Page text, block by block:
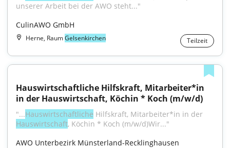
unserer Arbeit bei der AWO steht..."
CulinAWO GmbH
Herne, RaumGelsenkirchen Teilzeit
Hauswirtschaftliche Hilfskraft, Mitarbeiter*in
in der Hauswirtschaft, Köchin * Koch (m/w/d)
"...Hauswirtschaftliche
Hauswirtschaft, Köchin * Koch (m/w/d)Wir..."
AWO Unterbezirk Münsterland-Recklinghausen